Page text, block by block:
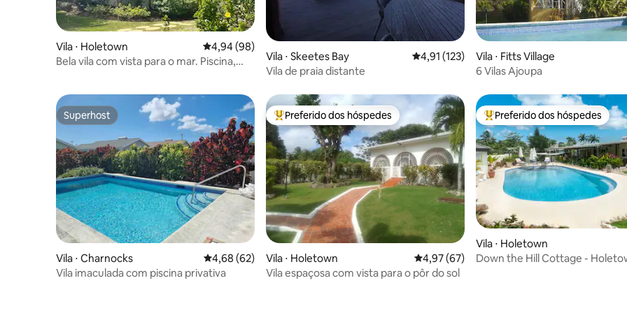
Vila ⋅ Holetown 4,94 de uma avaliação média de 5, 98 avaliações
4,94 (98)
Bela vila com vista para o mar. Piscina,
Vila ⋅ Skeetes Bay 4,91 de uma avaliação média de 5, 123
4,91 (123)
Vila de praia distante
Vila ⋅ Fitts Village
6 Vilas Ajoupa
Superhost
Superhost
Vila ⋅ Charnocks 4,68 de uma avaliação média de 5, 62 avaliações
4,68 (62)
Vila imaculada com piscina privativa
Entre os melhores preferidos dos hóspedes
Preferido dos hóspedes
Vila ⋅ Holetown 4,97 de uma avaliação média de 5, 67
4,97 (67)
Vila espaçosa com vista para o pôr do sol
Entre os melhores preferidos
Preferido dos hóspedes
Vila ⋅ Holetown
Down the Hill Cottage -